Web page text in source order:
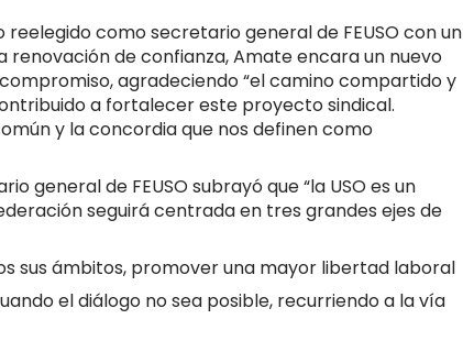
como secretario general de FEUSO con un
renovación de confianza, Amate encara un nuevo
agradeciendo “el camino compartido y
a fortalecer este proyecto sindical.
y la concordia que nos definen como
general de FEUSO subrayó que “la USO es un
seguirá centrada en tres grandes ejes de
sus ámbitos, promover una mayor libertad laboral
el diálogo no sea posible, recurriendo a la vía